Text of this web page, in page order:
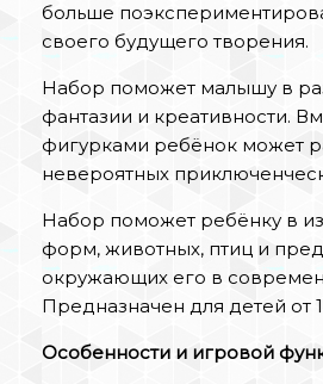
больше
своего будущего творения.
Набор поможет малышу в
фантазии и креативности.
фигурками ребёнок может
невероятных
Набор поможет ребёнку в
форм, животных, птиц и
окружающих его в
Предназначен для детей от
Особенности и игровой